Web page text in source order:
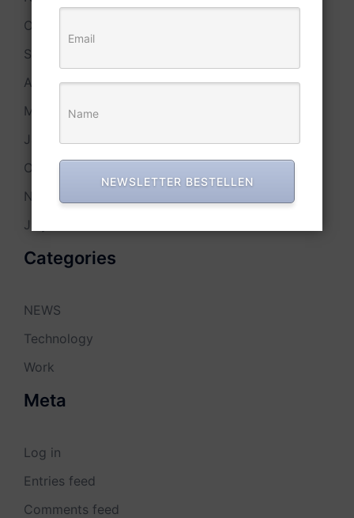
October 2014
September 2014
April 2014
March 2014
January 2014
October 2013
November 2007
July 2007
Categories
NEWS
Technology
Work
Meta
Log in
Entries feed
Comments feed
NEWSLETTER BESTELLEN